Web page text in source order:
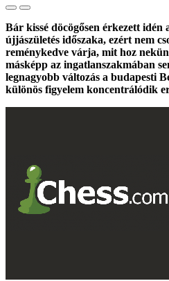
Bár kissé döcögősen érkezett idén
újjászületés időszaka, ezért nem
reménykedve várja, mit hoz
másképp az ingatlanszakmában
legnagyobb változás a budapesti
különös figyelem koncentrálódik